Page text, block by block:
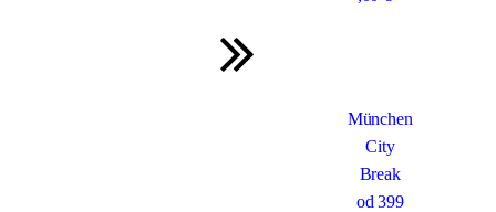
München
City
Break
od399